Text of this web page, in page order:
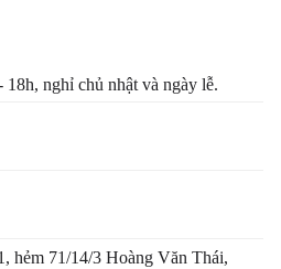
nghỉ chủ nhật và ngày lễ.
hẻm 71/14/3 Hoàng Văn Thái,